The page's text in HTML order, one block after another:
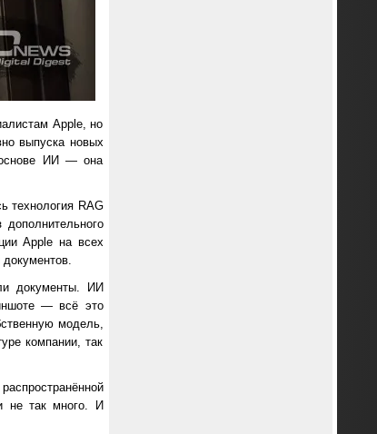
Apple, но
выпуска новых
основе ИИ — она
технология RAG
Apple на всех
документы. ИИ
— всё это
модель,
компании, так
не так много. И